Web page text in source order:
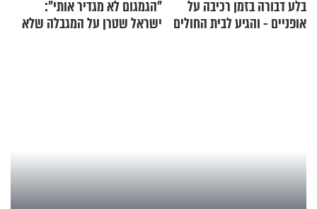
בלע דבורה בזמן רכיבה על
אופניים - והגיע לבית החולים
"הגמגום לא מגדיר אותי":
ישראל שטרן על המגבלה שלא